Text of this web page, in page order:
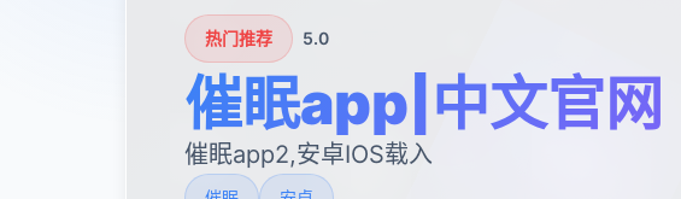
热门推荐 5.0
催眠app|中文官网
催眠app2,安卓IOS载入